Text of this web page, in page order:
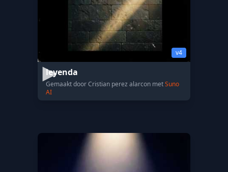
v4
leyenda
Gemaakt door Cristian perez alarcon metSuno
AI